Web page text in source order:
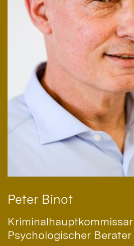
Peter Binot
Kriminalhauptkommissar
Psychologischer